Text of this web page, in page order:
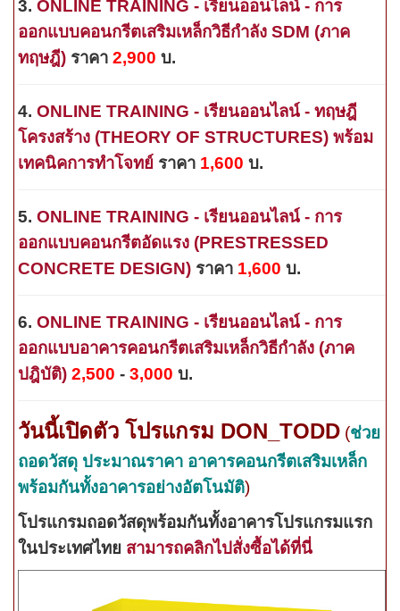
3. ONLINE TRAINING - เรียนออนไลน์ - การ
ออกแบบคอนกรีตเสริมเหล็กวิธีกำลัง SDM (ภาค
ทฤษฎี) ราคา 2,900 บ.
4. ONLINE TRAINING - เรียนออนไลน์ - ทฤษฎี
โครงสร้าง (THEORY OF STRUCTURES) พร้อม
เทคนิคการทำโจทย์ ราคา 1,600 บ.
5. ONLINE TRAINING - เรียนออนไลน์ - การ
ออกแบบคอนกรีตอัดแรง (PRESTRESSED
CONCRETE DESIGN) ราคา 1,600 บ.
6. ONLINE TRAINING - เรียนออนไลน์ - การ
ออกแบบอาคารคอนกรีตเสริมเหล็กวิธีกำลัง (ภาค
ปฎิบัติ) 2,500 - 3,000 บ.
วันนี้เปิดตัว โปรแกรม DON_TODD (ช่วย
ถอดวัสดุ ประมาณราคา อาคารคอนกรีตเสริมเหล็ก
พร้อมกันทั้งอาคารอย่างอัตโนมัติ)
โปรแกรมถอดวัสดุพร้อมกันทั้งอาคารโปรแกรมแรก
ในประเทศไทย สามารถคลิกไปสั่งซื้อได้ที่นี่